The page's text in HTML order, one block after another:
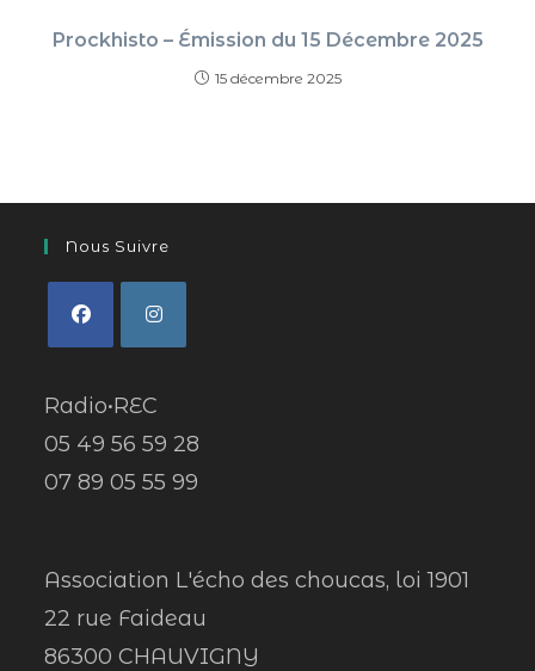
Prockhisto – Émission du 15 Décembre 2025
15 décembre 2025
Nous Suivre
Radio•REC
05 49 56 59 28
07 89 05 55 99
Association L'écho des choucas, loi 1901
22 rue Faideau
86300 CHAUVIGNY